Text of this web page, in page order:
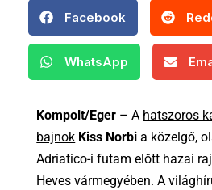
Facebook
WhatsApp
Kompolt/Eger – A hatszoros
bajnok Kiss Norbi a közelgő,
Adriatico-i futam előtt hazai
Heves vármegyében. A